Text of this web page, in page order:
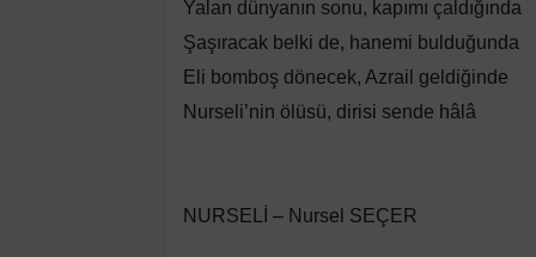
Yalan dünyanın sonu, kapımı çaldığında
Şaşıracak belki de, hanemi bulduğunda
Eli bomboş dönecek, Azrail geldiğinde
Nurseli’nin ölüsü, dirisi sende hâlâ
NURSELİ – Nursel SEÇER